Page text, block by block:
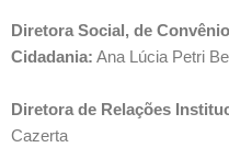
Diretora Social, de
Cidadania: Ana Lúcia Petri
Diretora de Relações
Cazerta